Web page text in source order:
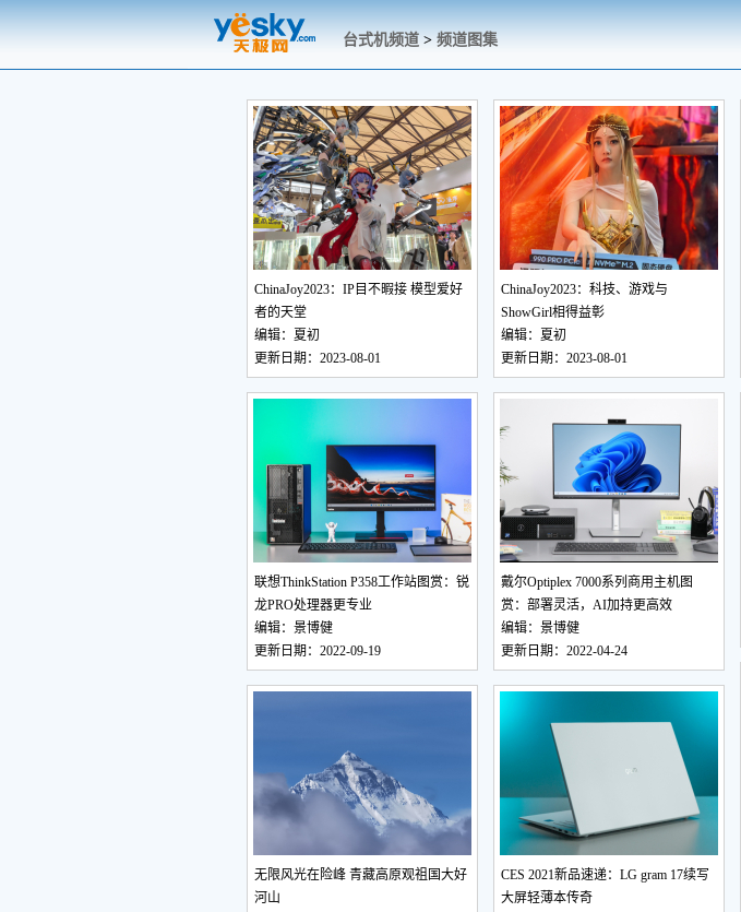
台式机频道 > 频道图集
ChinaJoy2023：IP目不暇接 模型爱好
者的天堂
编辑：夏初
更新日期：2023-08-01
ChinaJoy2023：科技、游戏与
ShowGirl相得益彰
编辑：夏初
更新日期：2023-08-01
联想ThinkStation P358工作站图赏：锐
龙PRO处理器更专业
编辑：景博健
更新日期：2022-09-19
戴尔Optiplex 7000系列商用主机图
赏：部署灵活，AI加持更高效
编辑：景博健
更新日期：2022-04-24
无限风光在险峰 青藏高原观祖国大好
河山
CES 2021新品速递：LG gram 17续写
大屏轻薄本传奇